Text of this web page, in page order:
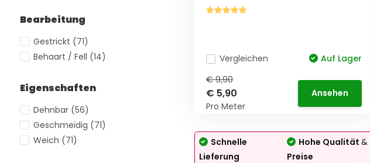
Bearbeitung
Gestrickt (71)
Behaart / Fell (14)
Eigenschaften
Dehnbar (56)
Geschmeidig (71)
Weich (71)
Vergleichen
Auf Lager
€ 9,90
€ 5,90
Pro Meter
Ansehen
Schnelle
Lieferung
Hohe Qualität&
Preise